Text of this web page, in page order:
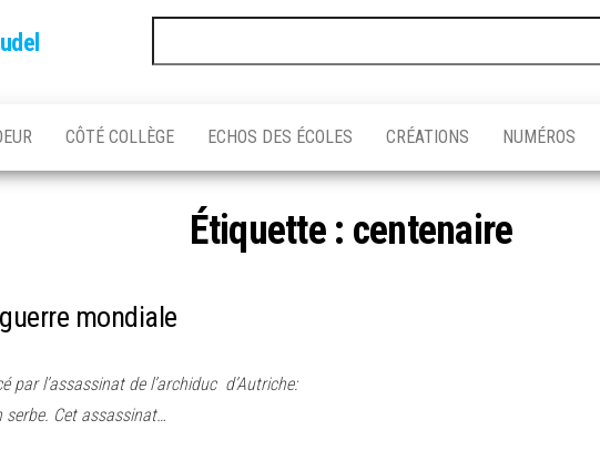
CÔTÉ COLLÈGE ECHOS DES ÉCOLES CRÉATIONS NUMÉROS
Étiquette : centenaire
mondiale
par l’assassinat de l’archiduc d’Autriche:
Cet assassinat…